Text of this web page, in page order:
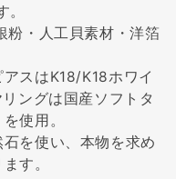
粉・人工貝素材・洋箔
スはK18/K18ホワイ
ングは国産ソフトタ
使用。
を使い、本物を求め
す。